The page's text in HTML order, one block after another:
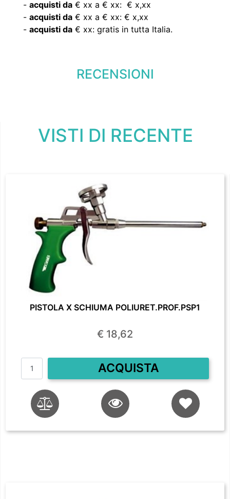
- acquisti da € xx a € xx: € x,xx
- acquisti da € xx a € xx: € x,xx
- acquisti da € xx: gratis in tutta Italia.
RECENSIONI
VISTI DI RECENTE
PISTOLA X SCHIUMA POLIURET.PROF.PSP1
€ 18,62
Quantità
ACQUISTA